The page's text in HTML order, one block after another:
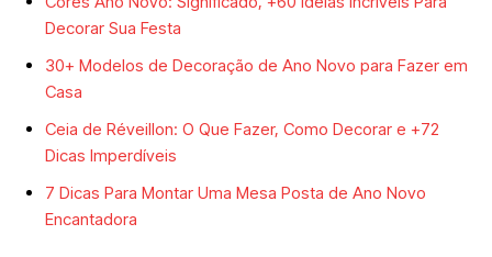
Decorar Sua Festa
30+ Modelos de Decoração de Ano Novo para Fazer em
Casa
Ceia de Réveillon: O Que Fazer, Como Decorar e +72
Dicas Imperdíveis
7 Dicas Para Montar Uma Mesa Posta de Ano Novo
Encantadora